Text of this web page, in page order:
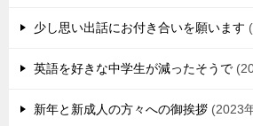
少し思い出話にお付き合いを願います
英語を好きな中学生が減ったそうで
新年と新成人の方々への御挨拶 2023